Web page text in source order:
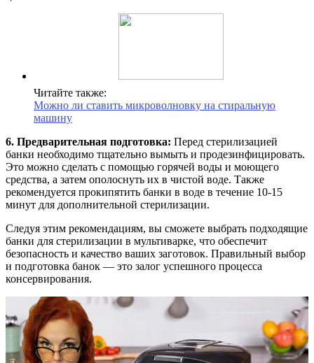
Читайте также:
Можно ли ставить микроволновку на стиральную
машину
6. Предварительная подготовка: Перед стерилизацией
банки необходимо тщательно вымыть и продезинфицировать.
Это можно сделать с помощью горячей воды и моющего
средства, а затем ополоснуть их в чистой воде. Также
рекомендуется прокипятить банки в воде в течение 10-15
минут для дополнительной стерилизации.
Следуя этим рекомендациям, вы сможете выбрать подходящие
банки для стерилизации в мультиварке, что обеспечит
безопасность и качество ваших заготовок. Правильный выбор
и подготовка банок — это залог успешного процесса
консервирования.